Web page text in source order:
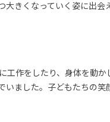
きくなっていく姿に出
作をしたり、身体を動か
ました。子どもたちの